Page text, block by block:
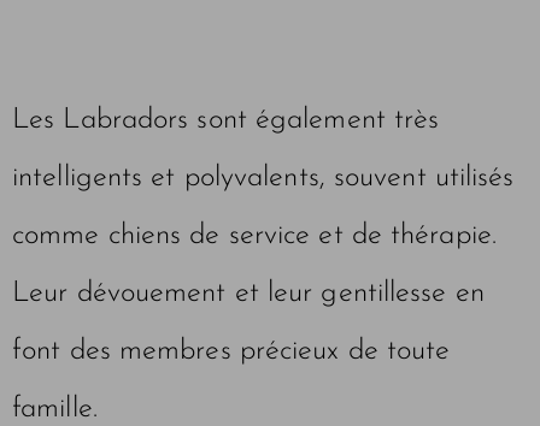
Les Labradors sont également très
intelligents et polyvalents, souvent utilisés
comme chiens de service et de thérapie.
Leur dévouement et leur gentillesse en
font des membres précieux de toute
famille.